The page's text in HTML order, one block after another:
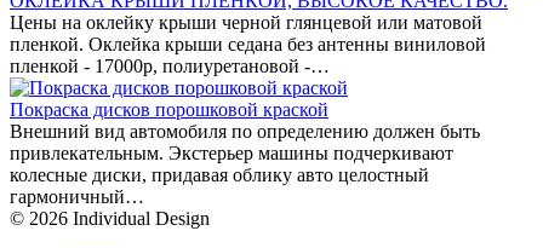
Цены на оклейку крыши черной глянцевой или матовой
пленкой. Оклейка крыши седана без антенны виниловой
пленкой - 17000р, полиуретановой -…
Покраска дисков порошковой краской
Внешний вид автомобиля по определению должен быть
привлекательным. Экстерьер машины подчеркивают
колесные диски, придавая облику авто целостный
гармоничный…
© 2026 Individual Design